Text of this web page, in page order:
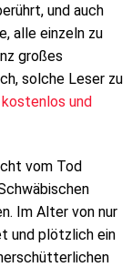
und auch
alle einzeln zu
großes
solche Leser zu
und
vom Tod
Im Alter von nur
und plötzlich ein